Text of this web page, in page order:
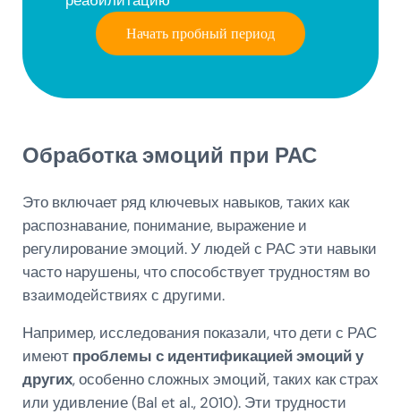
Начать пробный период
Обработка эмоций при РАС
Это включает ряд ключевых навыков, таких как
распознавание, понимание, выражение и
регулирование эмоций. У людей с РАС эти навыки
часто нарушены, что способствует трудностям во
взаимодействиях с другими.
Например, исследования показали, что дети с РАС
имеют проблемы с идентификацией эмоций у
других, особенно сложных эмоций, таких как страх
или удивление (Bal et al., 2010). Эти трудности